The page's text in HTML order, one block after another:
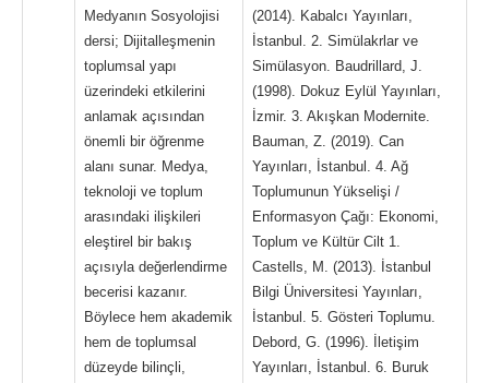
Medyanın Sosyolojisi
dersi; Dijitalleşmenin
toplumsal yapı
üzerindeki etkilerini
anlamak açısından
önemli bir öğrenme
alanı sunar. Medya,
teknoloji ve toplum
arasındaki ilişkileri
eleştirel bir bakış
açısıyla değerlendirme
becerisi kazanır.
Böylece hem akademik
hem de toplumsal
düzeyde bilinçli,
(2014). Kabalcı Yayınları,
İstanbul. 2. Simülakrlar ve
Simülasyon. Baudrillard, J.
(1998). Dokuz Eylül Yayınları,
İzmir. 3. Akışkan Modernite.
Bauman, Z. (2019). Can
Yayınları, İstanbul. 4. Ağ
Toplumunun Yükselişi /
Enformasyon Çağı: Ekonomi,
Toplum ve Kültür Cilt 1.
Castells, M. (2013). İstanbul
Bilgi Üniversitesi Yayınları,
İstanbul. 5. Gösteri Toplumu.
Debord, G. (1996). İletişim
Yayınları, İstanbul. 6. Buruk